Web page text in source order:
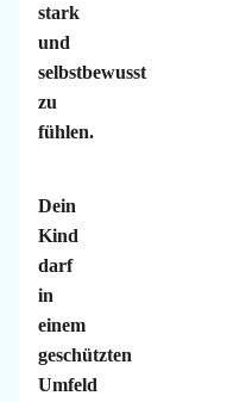
stark
und
selbstbewusst
zu
fühlen.
Dein
Kind
darf
in
einem
geschützten
Umfeld